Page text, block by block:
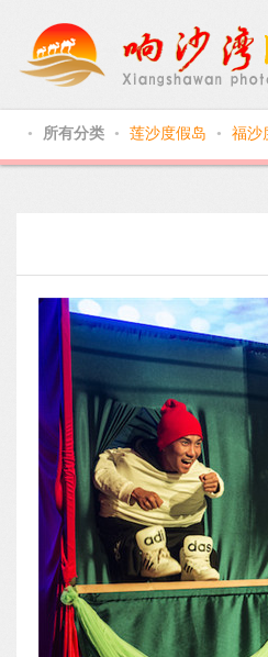
● 所有分类 ● 莲沙度假岛 ● 福沙